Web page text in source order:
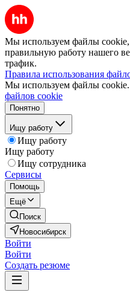
Мы используем файлы cookie,
правильную работу нашего
трафик.
Правила использования
Мы используем файлы cookie.
файлов cookie
Понятно
Ищу работу
Ищу работу
Ищу работу
Ищу сотрудника
Сервисы
Помощь
Ещё
Поиск
Новосибирск
Войти
Войти
Создать резюме